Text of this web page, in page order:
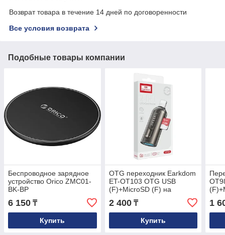
Возврат товара в течение 14 дней по договоренности
Все условия возврата
Подобные товары компании
Беспроводное зарядное
устройство Orico ZMC01-
BK-BP
6 150 ₸
Купить
OTG переходник Earkdom
ET-OT103 OTG USB
(F)+MicroSD (F) на
Lightning (M)
2 400₸
Купить
1